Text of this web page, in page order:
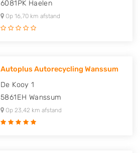
6081PK Haelen
Op 16,70 km afstand
Autoplus Autorecycling Wanssum
De Kooy 1
5861EH Wanssum
Op 23,42 km afstand